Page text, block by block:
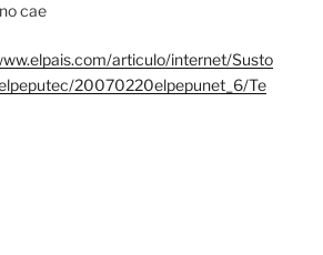
cae
articulo/internet/Susto
20070220elpepunet_6/Te